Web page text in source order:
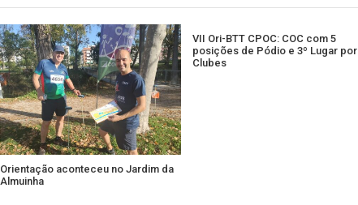
Orientação aconteceu no Jardim da
Almuinha
VII Ori-BTT CPOC: COC com 5
posições de Pódio e 3º Lugar por
Clubes